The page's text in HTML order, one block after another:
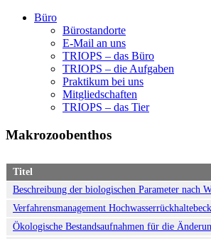
Büro
Bürostandorte
E-Mail an uns
TRIOPS – das Büro
TRIOPS – die Aufgaben
Praktikum bei uns
Mitgliedschaften
TRIOPS – das Tier
Makrozoobenthos
Titel
Beschreibung der biologischen Parameter nach
Verfahrensmanagement
Ökologische Bestandsaufnahmen für die